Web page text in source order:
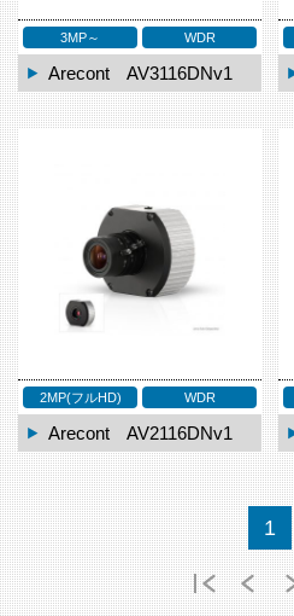
3MP～ WDR
Arecont AV3116DNv1
2MP(フルHD) WDR
Arecont AV2116DNv1
1